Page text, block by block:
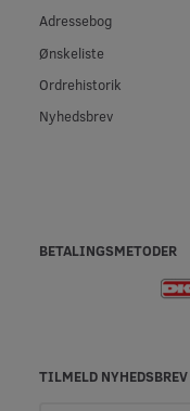
Adressebog
Ønskeliste
Ordrehistorik
Nyhedsbrev
BETALINGSMETODER
TILMELD NYHEDSBREV